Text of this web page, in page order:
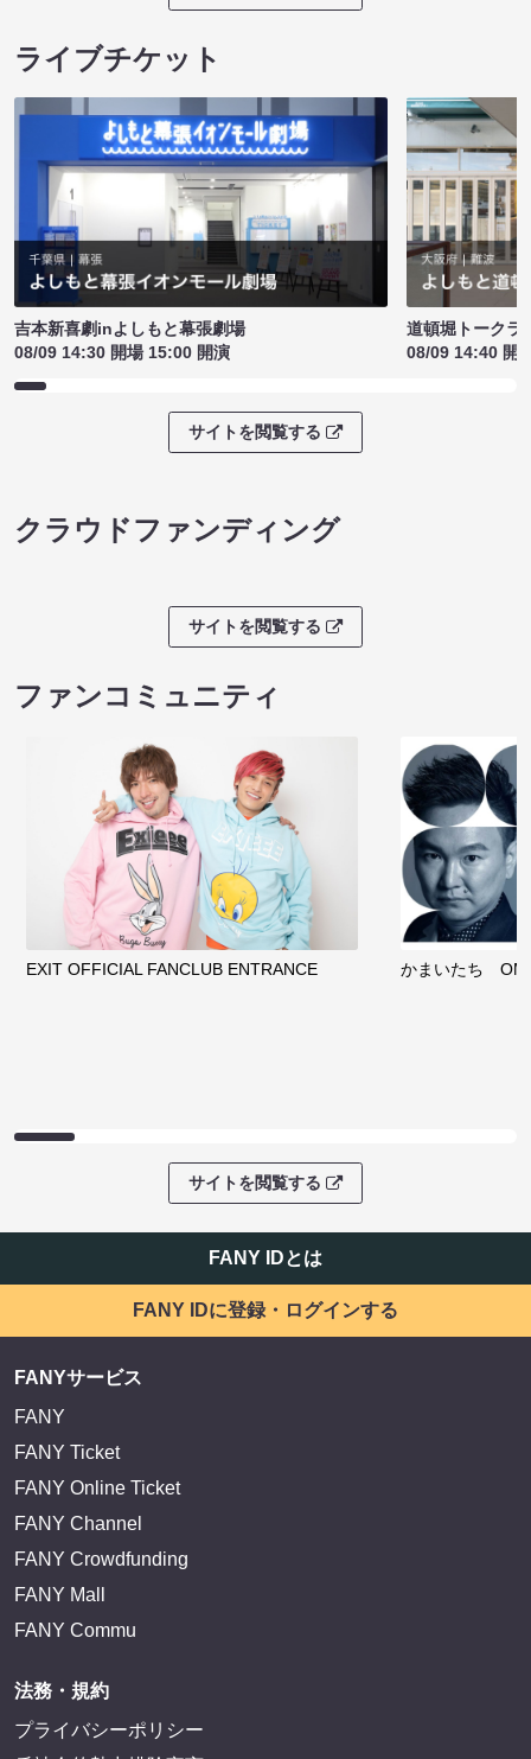
ライブチケット
吉本新喜劇inよしもと幕張劇場
08/09 14:30 開場 15:00 開演
道頓堀トークラ
08/09 14:40 開
サイトを閲覧する
クラウドファンディング
サイトを閲覧する
ファンコミュニティ
EXIT OFFICIAL FANCLUB ENTRANCE かまいたち
サイトを閲覧する
FANY IDとは
FANY IDに登録・ログインする
FANYサービス
FANY
FANY Ticket
FANY Online Ticket
FANY Channel
FANY Crowdfunding
FANY Mall
FANY Commu
法務・規約
プライバシーポリシー